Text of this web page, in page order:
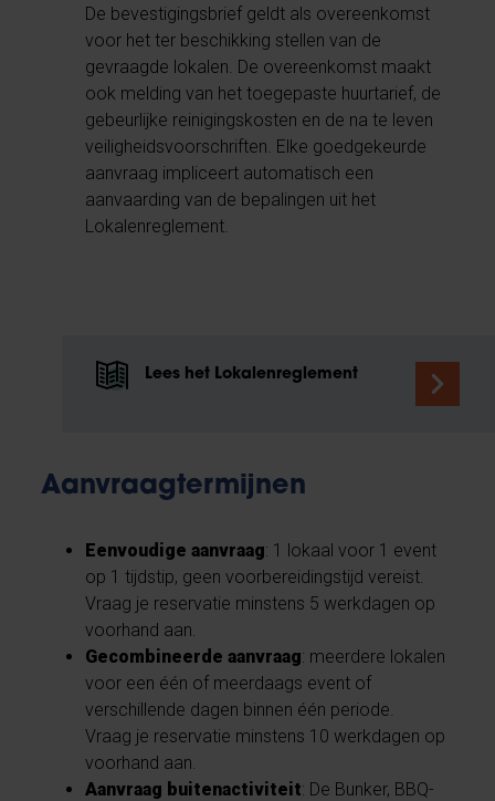
De bevestigingsbrief geldt als overeenkomst
voor het ter beschikking stellen van de
gevraagde lokalen. De overeenkomst maakt
ook melding van het toegepaste huurtarief, de
gebeurlijke reinigingskosten en de na te leven
veiligheidsvoorschriften. Elke goedgekeurde
aanvraag impliceert automatisch een
aanvaarding van de bepalingen uit het
Lokalenreglement.
Lees het Lokalenreglement
Aanvraagtermijnen
Eenvoudige aanvraag: 1 lokaal voor 1 event
op 1 tijdstip, geen voorbereidingstijd vereist.
Vraag je reservatie minstens 5 werkdagen op
voorhand aan.
Gecombineerde aanvraag: meerdere lokalen
voor een één of meerdaags event of
verschillende dagen binnen één periode.
Vraag je reservatie minstens 10 werkdagen op
voorhand aan.
Aanvraag buitenactiviteit: De Bunker, BBQ-